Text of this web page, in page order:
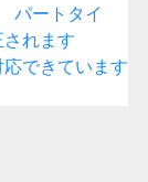
パートタイ
れます
できています